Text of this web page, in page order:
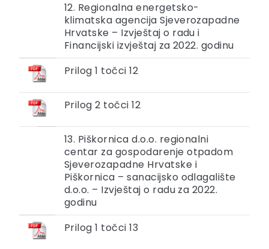
12. Regionalna energetsko-
klimatska agencija Sjeverozapadne
Hrvatske – Izvještaj o radu i
Financijski izvještaj za 2022. godinu
Prilog 1 točci 12
Prilog 2 točci 12
13. Piškornica d.o.o. regionalni
centar za gospodarenje otpadom
Sjeverozapadne Hrvatske i
Piškornica – sanacijsko odlagalište
d.o.o. – Izvještaj o radu za 2022.
godinu
Prilog 1 točci 13